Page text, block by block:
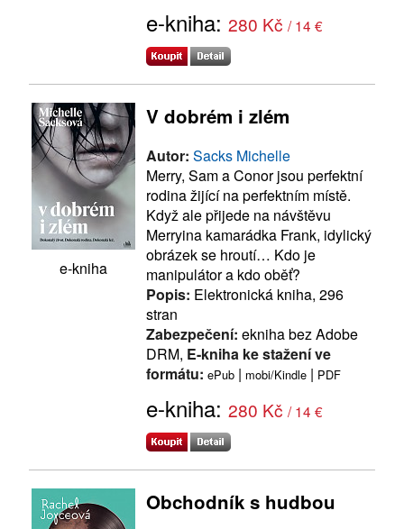
e-kniha: 280 Kč / 14 €
e-kniha
V dobrém i zlém
Autor: Sacks Michelle
Merry, Sam a Conor jsou perfektní
rodina žijící na perfektním místě.
Když ale přijede na návštěvu
Merryina kamarádka Frank, idylický
obrázek se hroutí… Kdo je
manipulátor a kdo oběť?
Popis: Elektronická kniha, 296
stran
Zabezpečení: ekniha bez Adobe
DRM, E-kniha ke stažení ve
formátu: ePub | mobi/Kindle | PDF
e-kniha: 280 Kč / 14 €
Obchodník s hudbou